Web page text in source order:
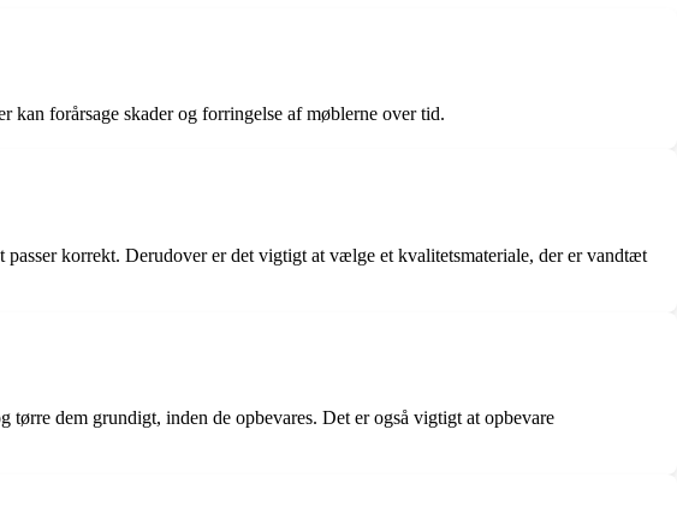
forårsage skader og forringelse af møblerne over tid.
korrekt. Derudover er det vigtigt at vælge et kvalitetsmateriale, der er vandtæt
dem grundigt, inden de opbevares. Det er også vigtigt at opbevare